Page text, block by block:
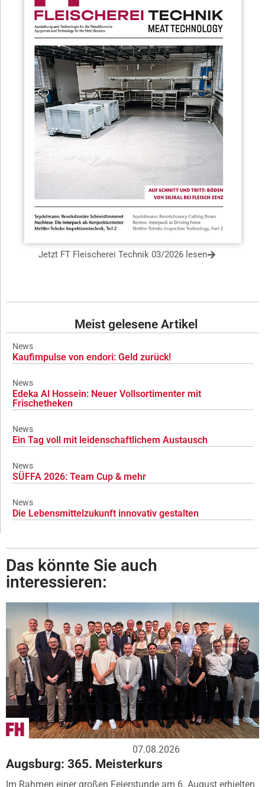
Jetzt FT Fleischerei Technik 03/2026 lesen
Meist gelesene Artikel
News
Kaufimpulse von endori: Geld zurück!
News
Edeka Al Hossein: Neuer Vollsortimenter mit
Frischetheken
News
Ein Tag voll mit leidenschaftlichem Austausch
News
SÜFFA 2026: Team Cup & mehr
News
Die Lebensmittelzukunft innovativ gestalten
Das könnte Sie auch
interessieren:
07.08.2026
Augsburg: 365. Meisterkurs
Im Rahmen einer großen Feierstunde am 6. August erhielten